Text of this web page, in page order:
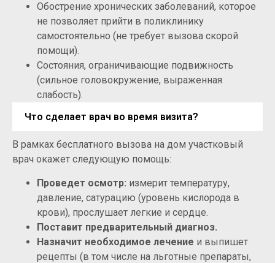
Обострение хронических заболеваний, которое
не позволяет прийти в поликлинику
самостоятельно (не требует вызова скорой
помощи).
Состояния, ограничивающие подвижность
(сильное головокружение, выраженная
слабость).
Что сделает врач во время визита?
В рамках бесплатного вызова на дом участковый
врач окажет следующую помощь:
Проведет осмотр: измерит температуру,
давление, сатурацию (уровень кислорода в
крови), прослушает легкие и сердце.
Поставит предварительный диагноз.
Назначит необходимое лечение и выпишет
рецепты (в том числе на льготные препараты,